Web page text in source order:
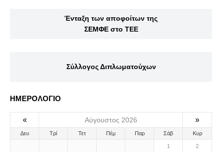
Ένταξη των αποφοίτων της
ΣΕΜΦΕ στο ΤΕΕ
Σύλλογος Διπλωματούχων
ΗΜΕΡΟΛΟΓΙΟ
« Αύγουστος 2026 »
Δευ Τρί Τετ Πέμ Παρ Σάβ Κυρ
1 2